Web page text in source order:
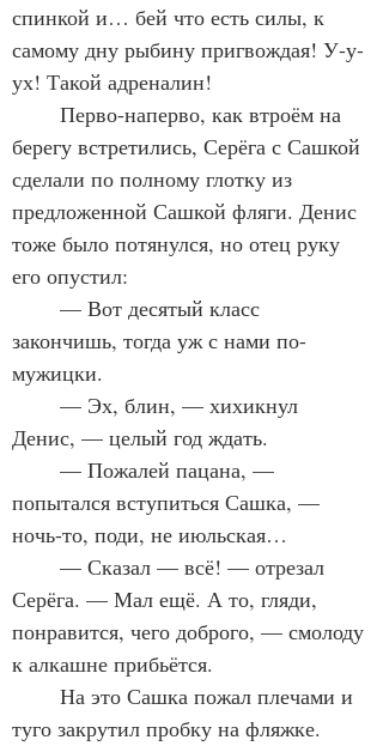
спинкой и… бей что есть силы, к
самому дну рыбину пригвождая! У-у-
ух! Такой адреналин!
берегу встретились, Серёга с Сашкой
сделали по полному глотку из
предложенной Сашкой фляги. Денис
тоже было потянулся, но отец руку
его опустил:
закончишь, тогда уж с нами по-
мужицки.
Денис, — целый год ждать.
попытался вступиться Сашка, —
ночь-то, поди, не июльская…
Серёга. — Мал ещё. А то, гляди,
понравится, чего доброго, — смолоду
к алкашне прибьётся.
туго закрутил пробку на фляжке.